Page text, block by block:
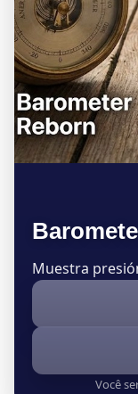
Muestra
Você